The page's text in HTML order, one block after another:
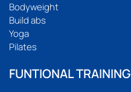
Bodyweight
Build abs
Yoga
Pilates
FUNTIONAL TRAINING